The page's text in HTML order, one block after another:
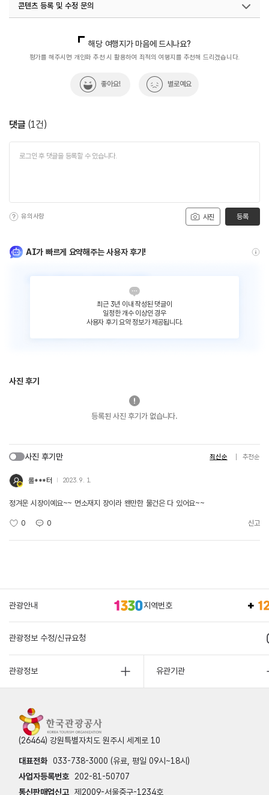
#전통시장 #전통시장투어
콘텐츠 등록 및 수정 문의
해당 여행지가 마음에 드시나요?
평가를 해주시면 개인화 추천 시 활용하여 최적의 여행지를 추천해 드리겠습니다.
좋아요! 별로예요
댓글 (1건)
사진
유의사항 등록
AI가 빠르게 요약해주는 사용자 후기!
최근 3년 이내 작성된 댓글이
일정한 개수 이상인 경우
사용자 후기 요약 정보가 제공됩니다.
사진 후기
등록된 사진 후기가 없습니다.
사진 후기만 최신순 추천순
롤***터 2023. 9. 1.
정겨운 시장이예요~~ 면소재지 장이라 왠만한 물건은 다 있어요~~
0 0 신고
관광안내 지역번호
관광정보 수정/신규요청
관광정보 유관기관
(26464) 강원특별자치도 원주시 세계로 10
대표전화 033-738-3000 (유료, 평일 09시~18시)
사업자등록번호
202-81-50707
통신판매업신고 제2009-서울중구-1234호